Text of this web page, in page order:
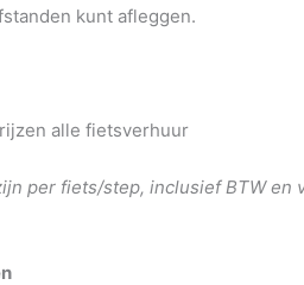
kunt afleggen.
alle fietsverhuur
per fiets/step, inclusief BTW en